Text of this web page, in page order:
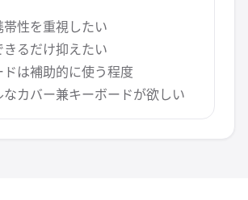
帯性を重視したい
きるだけ抑えたい
ドは補助的に使う程度
なカバー兼キーボードが欲しい